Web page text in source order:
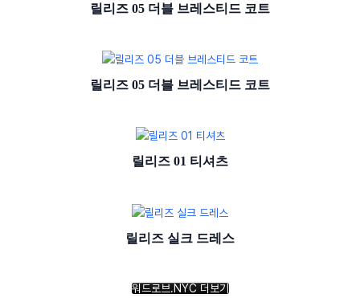
릴리즈 05 더블 브레스티드 코트
릴리즈 05 더블 브레스티드 코트
릴리즈 01 티셔츠
릴리즈 실크 드레스
워드로브.NYC 더보기